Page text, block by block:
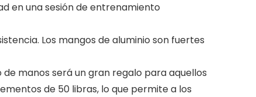
en una sesión de entrenamiento
Los mangos de aluminio son fuertes
manos será un gran regalo para aquellos
de 50 libras, lo que permite a los